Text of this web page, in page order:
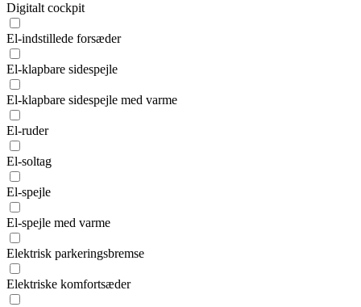
Digitalt cockpit
El-indstillede forsæder
El-klapbare sidespejle
El-klapbare sidespejle med varme
El-ruder
El-soltag
El-spejle
El-spejle med varme
Elektrisk parkeringsbremse
Elektriske komfortsæder